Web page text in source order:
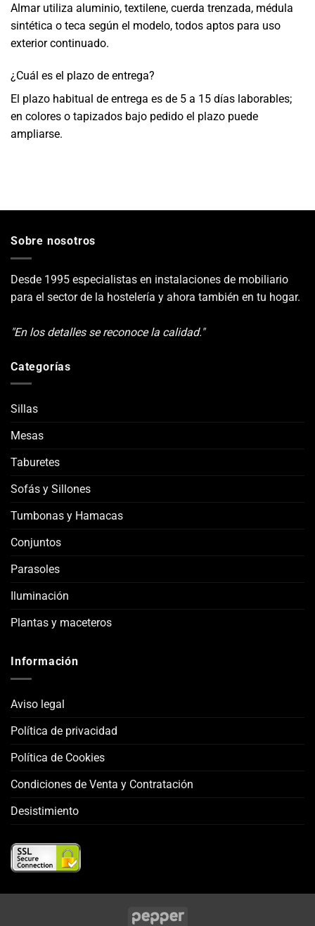
Almar utiliza aluminio, textilene, cuerda trenzada, médula
sintética o teca según el modelo, todos aptos para uso
exterior continuado.
¿Cuál es el plazo de entrega?
El plazo habitual de entrega es de 5 a 15 días laborables;
en colores o tapizados bajo pedido el plazo puede
ampliarse.
Sobre nosotros
Desde 1995 especialistas en instalaciones de mobiliario
para el sector de la hostelería y ahora también en tu hogar.
"En los detalles se reconoce la calidad."
Categorías
Sillas
Mesas
Taburetes
Sofás y Sillones
Tumbonas y Hamacas
Conjuntos
Parasoles
Iluminación
Plantas y maceteros
Información
Aviso legal
Política de privacidad
Política de Cookies
Condiciones de Venta y Contratación
Desistimiento